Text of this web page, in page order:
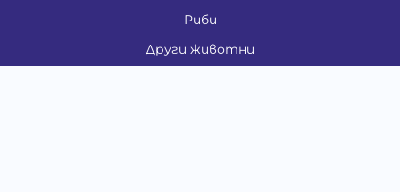
Риби
Други животни